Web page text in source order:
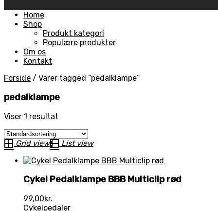
Skip
Home
Shop
Produkt kategori
Populære produkter
Om os
Kontakt
Forside / Varer tagged “pedalklampe”
pedalklampe
Viser 1 resultat
Grid view List view
Cykel Pedalklampe BBB Multiclip rød
99,00kr.
Cykelpedaler